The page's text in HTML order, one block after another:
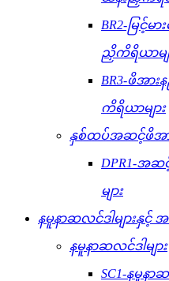
BR2-မြင့်မ
ညှိကိရိယာမျ
BR3-ဖိအာ
ကိရိယာများ
နှစ်ထပ်အဆင့်ဖိအ
DPR1-အ
များ
နမူနာဆလင်ဒါများနှင့်
နမူနာဆလင်ဒါများ
SC1-နမူနာ